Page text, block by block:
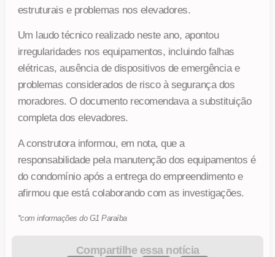
estruturais e problemas nos elevadores.
Um laudo técnico realizado neste ano, apontou
irregularidades nos equipamentos, incluindo falhas
elétricas, ausência de dispositivos de emergência e
problemas considerados de risco à segurança dos
moradores. O documento recomendava a substituição
completa dos elevadores.
A construtora informou, em nota, que a
responsabilidade pela manutenção dos equipamentos é
do condomínio após a entrega do empreendimento e
afirmou que está colaborando com as investigações.
*com informações do G1 Paraíba
Compartilhe essa notícia